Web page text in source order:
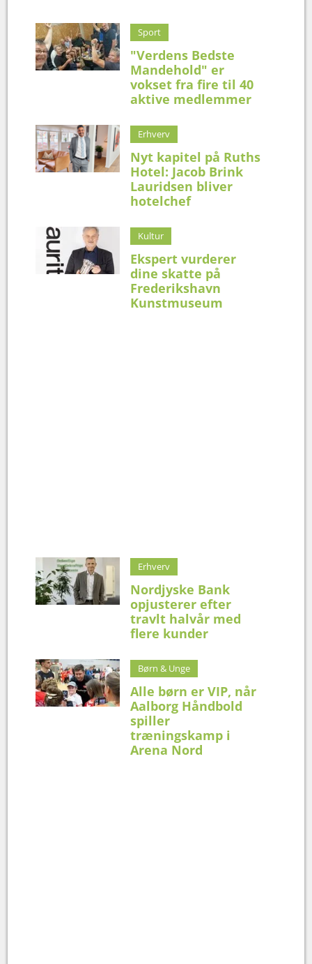
Sport
"Verdens Bedste
Mandehold" er
vokset fra fire til 40
aktive medlemmer
Erhverv
Nyt kapitel på Ruths
Hotel: Jacob Brink
Lauridsen bliver
hotelchef
Kultur
Ekspert vurderer
dine skatte på
Frederikshavn
Kunstmuseum
Erhverv
Nordjyske Bank
opjusterer efter
travlt halvår med
flere kunder
Børn & Unge
Alle børn er VIP, når
Aalborg Håndbold
spiller
træningskamp i
Arena Nord